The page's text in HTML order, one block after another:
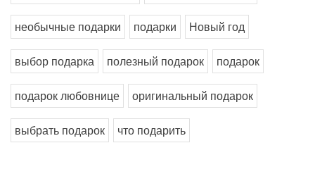
необычные подарки подарки Новый год
выбор подарка полезный подарок подарок
подарок любовнице оригинальный подарок
выбрать подарок что подарить